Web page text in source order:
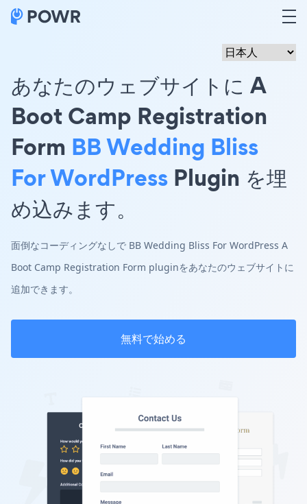
あなたのウェブサイトに A
Boot Camp Registration
Form BB Wedding Bliss
For WordPress Plugin を埋
め込みます。
面倒なコーディングなしで BB Wedding Bliss For WordPress A
Boot Camp Registration Form pluginをあなたのウェブサイトに
追加できます。
無料で始める